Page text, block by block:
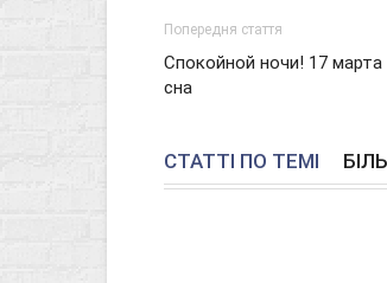
Попередня стаття
Спокойной ночи! 17
сна
СТАТТІ ПО ТЕМІ